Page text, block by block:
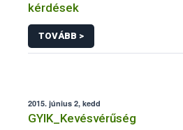
kérdések
TOVÁBB >
2015. június 2, kedd
GYIK_Kevésvérűség